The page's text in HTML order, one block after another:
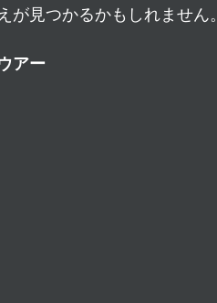
見つかるかもしれません。
アー